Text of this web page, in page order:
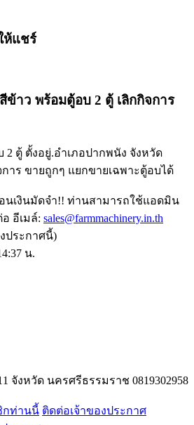
ห้แชร์
ข้าว พร้อมตู้อบ 2 ตู้ เลิกกิจการ
ตู้ ตั้งอยู่.อำเภอปากพนัง จังหวัด
าร ขายถูกๆ แยกขายเฉพาะตู้อบได้
นเงินมัดจำ!! ท่านสามารถใช้แอดมิน
อีเมล์: sales@farmmachinery.in.th
ประกาศนี้)
น.
จังหวัด นครศรีธรรมราช 0819302958
กท่านนี้ ติดต่อเจ้าของประกาศ